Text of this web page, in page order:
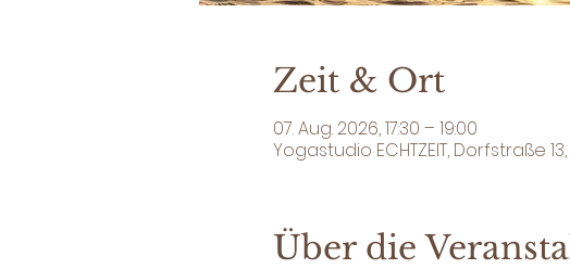
Zeit & Ort
07. Aug. 2026, 17:30 – 19:00
Yogastudio ECHTZEIT, Dorfstraße
Über die